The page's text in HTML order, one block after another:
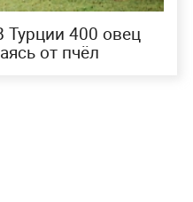
400 овец
от пчёл